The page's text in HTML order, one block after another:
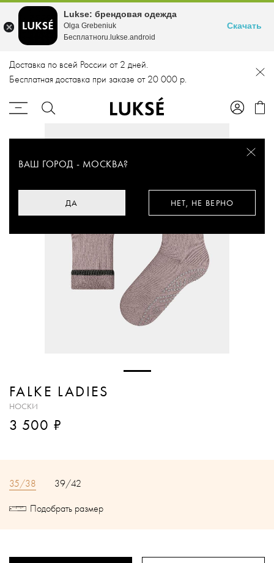
Доставка по всей России от 2 дней.
Бесплатная доставка при заказе от 20 000 р.
ВАШ ГОРОД - МОСКВА?
ДА НЕТ, НЕ ВЕРНО
FALKE LADIES
НОСКИ
3 500 ₽
35/38
39/42
Подобрать размер
Lukse: брендовая одежда
Olga Grebeniuk
Бесплатноru.lukse.android
Скачать